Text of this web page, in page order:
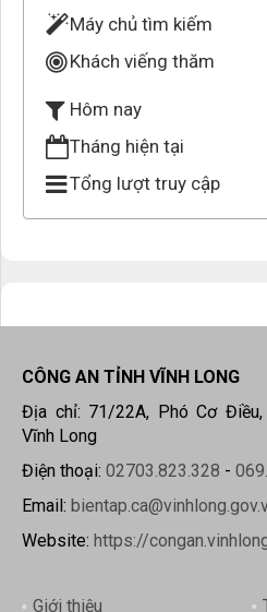
Máy chủ tìm kiếm
Khách viếng thăm
Hôm nay
Tháng hiện tại
Tổng lượt truy cập
CÔNG AN TỈNH VĨNH LONG
Địa chỉ: 71/22A, Phó Cơ
Vĩnh Long
Điện thoại: 02703.823.328 -
Email:
Website: https://
Giới thiệu